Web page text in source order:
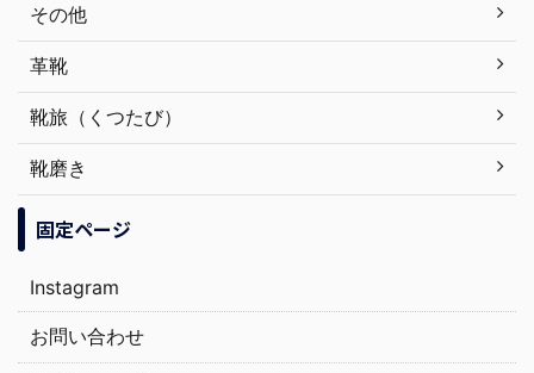
その他
革靴
靴旅（くつたび）
靴磨き
固定ページ
Instagram
お問い合わせ